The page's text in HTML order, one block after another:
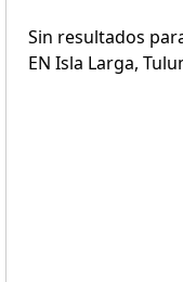
Sin resultados
EN Isla Larga,